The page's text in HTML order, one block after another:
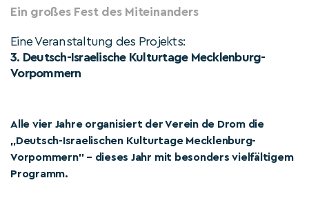
Ein großes Fest des Miteinanders
Eine Veranstaltung des Projekts:
3. Deutsch-Israelische Kulturtage Mecklenburg-
Vorpommern
Alle vier Jahre organisiert der Verein de Drom die
„Deutsch-Israelischen Kulturtage Mecklenburg-
Vorpommern” – dieses Jahr mit besonders vielfältigem
Programm.